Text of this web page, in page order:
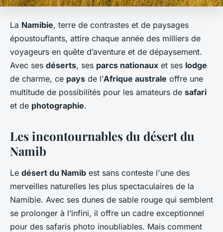
La Namibie, terre de contrastes et de paysages
époustouflants, attire chaque année des milliers de
voyageurs en quête d’aventure et de dépaysement.
Avec ses déserts, ses parcs nationaux et ses lodge
de charme, ce pays de l’Afrique australe offre une
multitude de possibilités pour les amateurs de safari
et de photographie.
Les incontournables du désert du
Namib
Le désert du Namib est sans conteste l'une des
merveilles naturelles les plus spectaculaires de la
Namibie. Avec ses dunes de sable rouge qui semblent
se prolonger à l’infini, il offre un cadre exceptionnel
pour des safaris photo inoubliables. Mais comment